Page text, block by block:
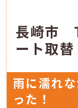
長崎市
ート取替
雨に濡れ
った！